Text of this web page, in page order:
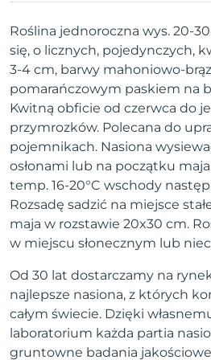
Roślina jednoroczna wys. 20-
się, o licznych, pojedynczych,
3-4 cm, barwy mahoniowo-
pomarańczowym paskiem na
Kwitną obficie od czerwca do
przymrozków. Polecana do
pojemnikach. Nasiona
osłonami lub na początku
temp. 16-20°C wschody
Rozsadę sadzić na miejsce
maja w rozstawie 20x30 cm.
w miejscu słonecznym lub
Od 30 lat dostarczamy na
najlepsze nasiona, z których
całym świecie. Dzięki
laboratorium każda partia
gruntowne badania